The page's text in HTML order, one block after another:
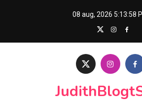
08 aug, 2026 5:13:59